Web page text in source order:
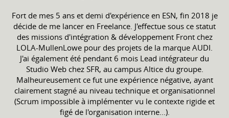
Fort de mes 5 ans et demi d'expérience en ESN, fin 2018 je
décide de me lancer en Freelance. J'effectue sous ce statut
des missions d'intégration & développement Front chez
LOLA-MullenLowe pour des projets de la marque AUDI.
J'ai également été pendant 6 mois Lead intégrateur du
Studio Web chez SFR, au campus Altice du groupe.
Malheureusement ce fut une expérience négative, ayant
clairement stagné au niveau technique et organisationnel
(Scrum impossible à implémenter vu le contexte rigide et
figé de l'organisation interne...).